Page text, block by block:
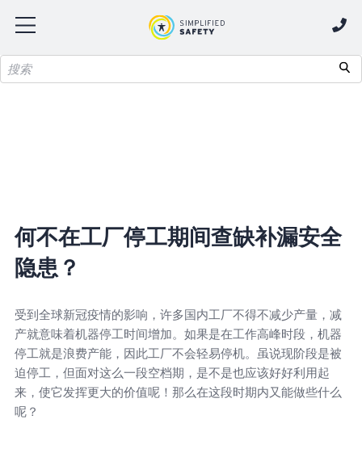
何不在工厂停工期间查缺补漏安全
隐患？
受到全球新冠疫情的影响，许多国内工厂不得不减少产量，减
产就意味着机器停工时间增加。如果是在工作高峰时段，机器
停工就是浪费产能，因此工厂不会轻易停机。虽说现阶段是被
迫停工，但面对这么一段空档期，是不是也应该好好利用起
来，使它发挥更大的价值呢！那么在这段时期内又能做些什么
呢？